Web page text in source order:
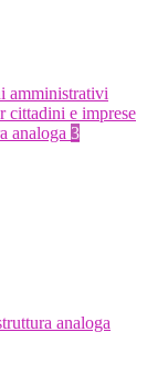
amministrativi
cittadini e imprese
analoga 3
analoga